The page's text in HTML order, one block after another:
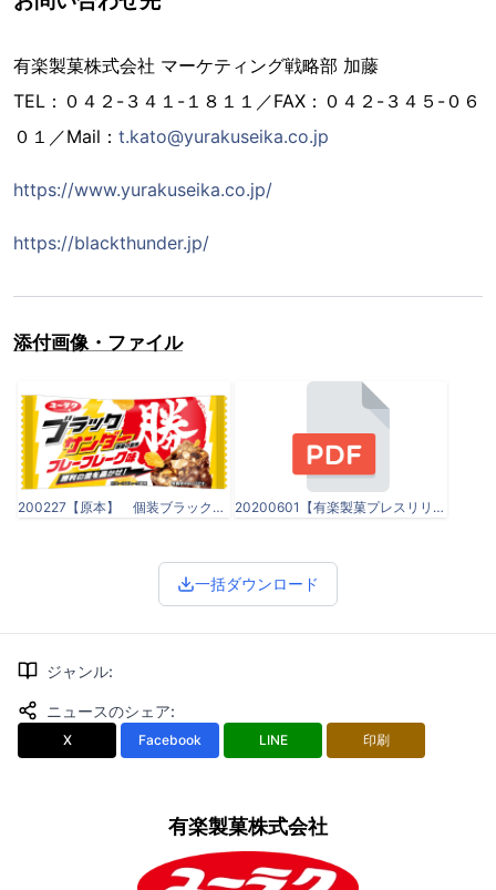
有楽製菓株式会社 マーケティング戦略部 加藤
TEL：０４２-３４１-１８１１／FAX：０４２-３４５-０６
０１／Mail： t.kato@yurakuseika.co.jp
https://www.yurakuseika.co.jp/
https://blackthunder.jp/
添付画像・ファイル
200227【原本】 個装ブラックサンダー_フレーフレーク味-01.png 20200601【有楽製菓プレスリリース】ブラックサンダー フレーフレーク味.pdf
一括ダウンロード
ジャンル:
ニュースのシェア:
X Facebook LINE 印刷
有楽製菓株式会社